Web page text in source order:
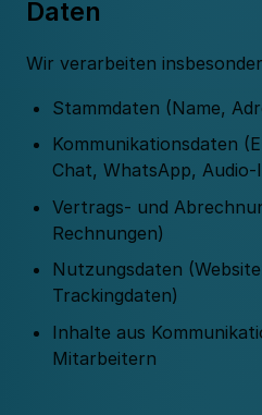
Daten
Wir verarbeiten
Stammdaten (Name,
Kommunikationsdaten
Chat, WhatsApp, Audio-
Vertrags- und
Rechnungen)
Nutzungsdaten
Trackingdaten)
Inhalte aus
Mitarbeitern